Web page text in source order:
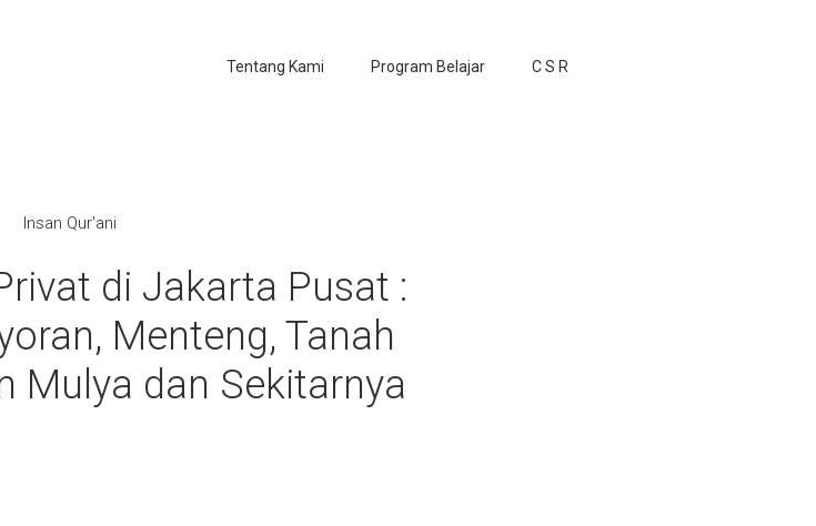
Tentang Kami Program Belajar C S R
Insan Qur'ani
di Jakarta Pusat :
Menteng, Tanah
Mulya dan Sekitarnya